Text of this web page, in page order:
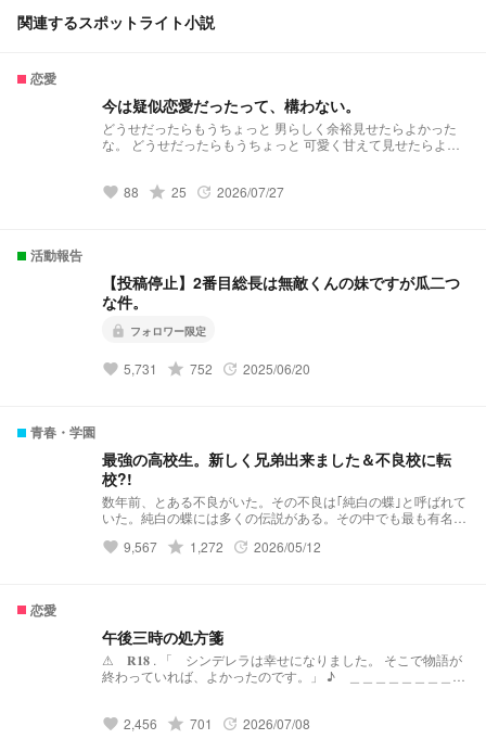
関連するスポットライト小説
恋愛
今は疑似恋愛だったって、構わない。
どうせだったらもうちょっと 男らしく余裕見せたらよかった
な。 どうせだったらもうちょっと 可愛く甘えて見せたらよか
favorite 88 grade 25 update 2026/07/27
活動報告
【投稿停止】2番目総長は無敵くんの妹ですが瓜二つ
な件。
lock フォロワー限定
favorite 5,731 grade 752 update 2025/06/20
青春・学園
最強の高校生。新しく兄弟出来ました＆不良校に転
校?!
数年前、とある不良がいた。その不良は｢純白の蝶｣と呼ばれて
いた。純白の蝶には多くの伝説がある。その中でも最も有名な
良グループを1人で潰したという伝説だ。 そんな伝説を持って
子。
favorite 9,567 grade 1,272 update 2026/05/12
恋愛
午後三時の処方箋
⚠︎ 𝐑𝟏𝟖 . 「 シンデレラは幸せになりました。 そこで物語が
終わっていれば、よかったのです。」 ♪ ＿＿＿＿＿＿＿＿＿
なたを愛しています。 ＿＿＿＿＿＿＿＿＿＿＿
favorite 2,456 grade 701 update 2026/07/08